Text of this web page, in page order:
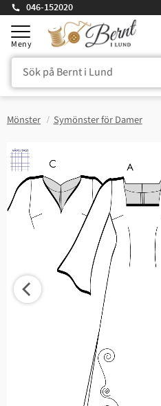
Meny
046-152020
Mönster Symönster för Damer